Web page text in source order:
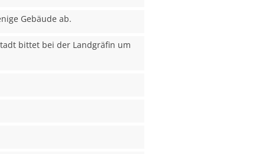
Gebäude ab.
bittet bei der Landgräfin um